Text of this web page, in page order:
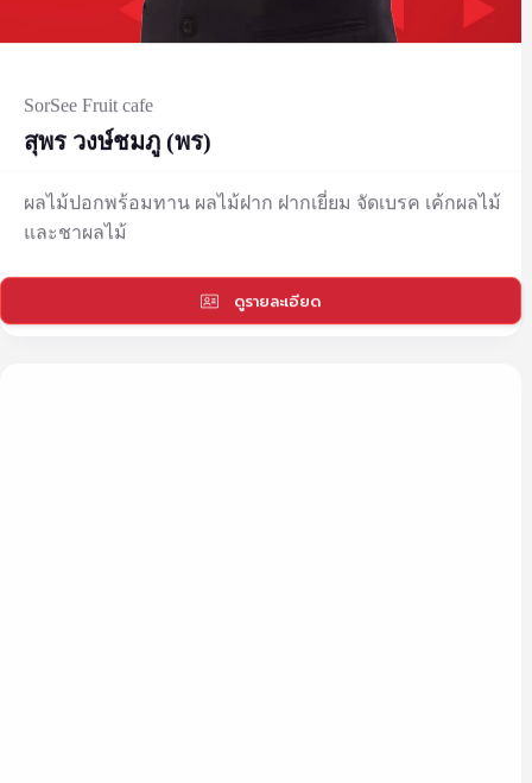
SorSee Fruit cafe
สุพร วงษ์ชมภู (พร)
ผลไม้ปอกพร้อมทาน ผลไม้ฝาก ฝากเยี่ยม จัดเบรค เค้กผลไม้
และชาผลไม้
ดูรายละเอียด